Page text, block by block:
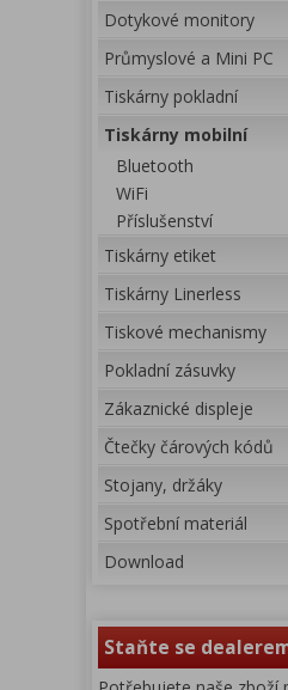
Dotykové monitory
Průmyslové a Mini PC
Tiskárny pokladní
Tiskárny mobilní
Bluetooth
WiFi
Příslušenství
Tiskárny etiket
Tiskárny Linerless
Tiskové mechanismy
Pokladní zásuvky
Zákaznické displeje
Čtečky čárových kódů
Stojany, držáky
Spotřební materiál
Download
Staňte se